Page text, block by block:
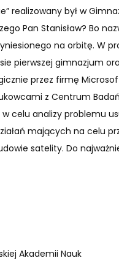
realizowany był w
Pan Stanisław? Bo
na orbitę. W
pierwszej gimnazjum
przez firmę
z Centrum Badań
celu analizy problemu
mających na celu
satelity. Do
Akademii Nauk